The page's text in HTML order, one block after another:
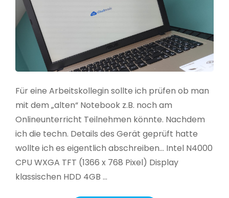
Für eine Arbeitskollegin sollte ich prüfen ob man
mit dem „alten“ Notebook z.B. noch am
Onlineunterricht Teilnehmen könnte. Nachdem
ich die techn. Details des Gerät geprüft hatte
wollte ich es eigentlich abschreiben… Intel N4000
CPU WXGA TFT (1366 x 768 Pixel) Display
klassischen HDD 4GB …